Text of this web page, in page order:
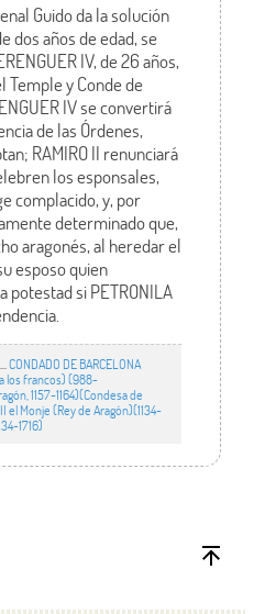
Guido da la solución
dos años de edad, se
IV, de 26 años,
Temple y Conde de
IV se convertirá
de las Órdenes,
RAMIRO II renunciará
los esponsales,
complacido, y, por
determinado que,
aragonés, al heredar el
esposo quien
potestad si PETRONILA
CONDADO DE BARCELONA
los francos) (988-
1157-1164)(Condesa de
II el Monje (Rey de Aragón)(1134-
1716)